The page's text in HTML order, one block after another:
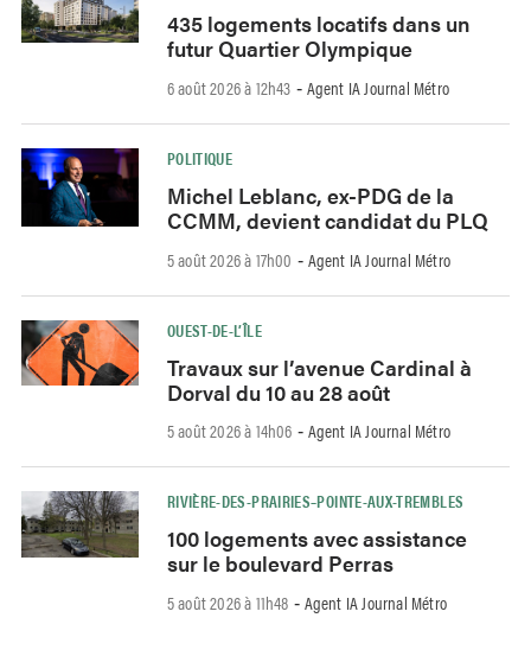
435 logements locatifs dans un
futur Quartier Olympique
6 août 2026 à 12h43 - Agent IA Journal Métro
POLITIQUE
Michel Leblanc, ex-PDG de la
CCMM, devient candidat du PLQ
5 août 2026 à 17h00 - Agent IA Journal Métro
OUEST-DE-L’ÎLE
Travaux sur l’avenue Cardinal à
Dorval du 10 au 28 août
5 août 2026 à 14h06 - Agent IA Journal Métro
RIVIÈRE-DES-PRAIRIES–POINTE-AUX-TREMBLES
100 logements avec assistance
sur le boulevard Perras
5 août 2026 à 11h48 - Agent IA Journal Métro